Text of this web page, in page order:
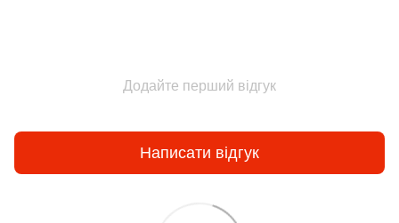
Додайте перший відгук
Написати відгук